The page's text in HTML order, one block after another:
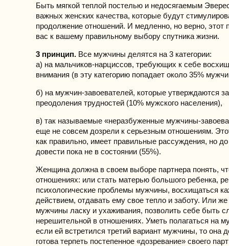
Быть мягкой теплой постелью и недосягаемым
важных женских качества, которые будут
продолжение отношений. И медленно, но верно, этот
вас к вашему правильному выбору спутника жизни.
3 принцип. Все мужчины делятся на 3 категории:
а) на мальчиков-нарциссов, требующих к себе
внимания (в эту категорию попадает около 35%
б) на мужчин-завоевателей, которые утверждаются
преодоления трудностей (10% мужского населения),
в) так называемые «неразбуженные мужчины-
еще не совсем дозрели к серьезным отношениям.
как правильно, имеет правильные рассуждения, но
довести пока не в состоянии (55%).
Женщина должна в своем выборе партнера понять,
отношениях: или стать матерью большого ребенка,
психологические проблемы мужчины, восхищаться
действием, отдавать ему свое тепло и заботу. Или
мужчины ласку и ухаживания, позволить себе быть
нерешительной в отношениях. Уметь полагаться на
если ей встретился третий вариант мужчины, то она
готова терпеть постепенное «дозревание» своего